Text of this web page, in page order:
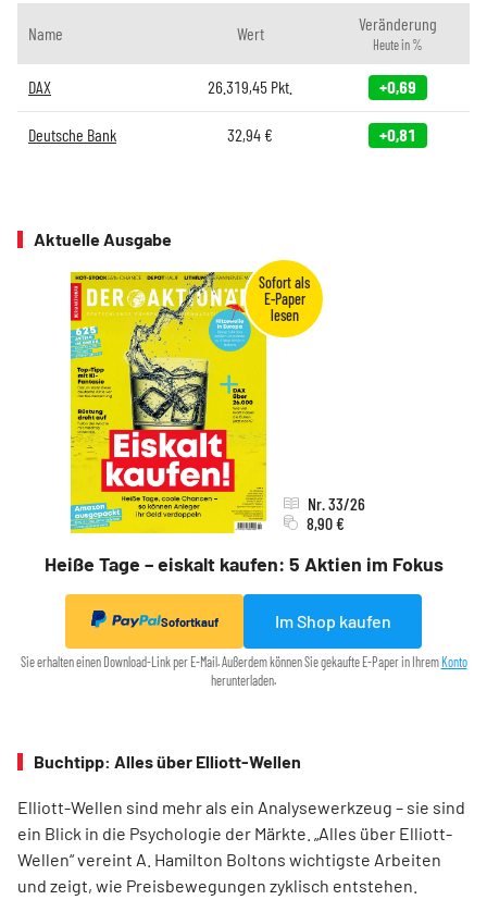
Name Wert Veränderung
Heute in %
DAX 26.319,45 Pkt. +0,69
Deutsche Bank 32,94 € +0,81
Aktuelle Ausgabe
Heiße Tage – eiskalt kaufen: 5 Aktien im Fokus
Nr. 33/26
8,90 €
Sofortkauf Im Shop kaufen
Sie erhalten einen Download-Link per E-Mail. Außerdem können Sie gekaufte E-Paper in Ihrem Konto
herunterladen.
Buchtipp: Alles über Elliott-Wellen
Elliott-Wellen sind mehr als ein Analysewerkzeug – sie sind
ein Blick in die Psychologie der Märkte. „Alles über Elliott-
Wellen“ vereint A. Hamilton Boltons wichtigste Arbeiten
und zeigt, wie Preisbewegungen zyklisch entstehen.